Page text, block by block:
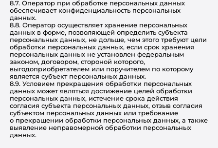
8.7. Оператор при обработке персональных данных
обеспечивает конфиденциальность персональных
данных.
8.8. Оператор осуществляет хранение персональных
данных в форме, позволяющей определить субъекта
персональных данных, не дольше, чем этого требуют цели
обработки персональных данных, если срок хранения
персональных данных не установлен федеральным
законом, договором, стороной которого,
выгодоприобретателем или поручителем по которому
является субъект персональных данных.
8.9. Условием прекращения обработки персональных
данных может являться достижение целей обработки
персональных данных, истечение срока действия
согласия субъекта персональных данных, отзыв согласия
субъектом персональных данных или требование
о прекращении обработки персональных данных, а также
выявление неправомерной обработки персональных
данных.